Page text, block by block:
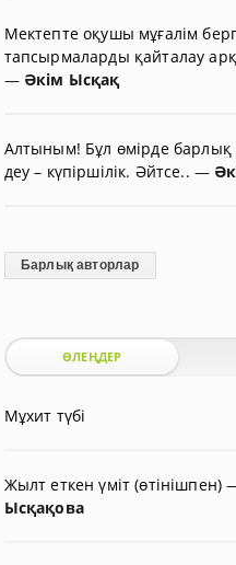
Мектепте оқушы мұғалім
тапсырмаларды қайталау
— Әкім Ысқақ
Алтыным! Бұл өмірде барлық
деу – күпіршілік. Әйтсе.. —
Барлық авторлар
ӨЛЕҢДЕР
Мұхит түбі
Жылт еткен үміт (өтінішпен)
Ысқақова